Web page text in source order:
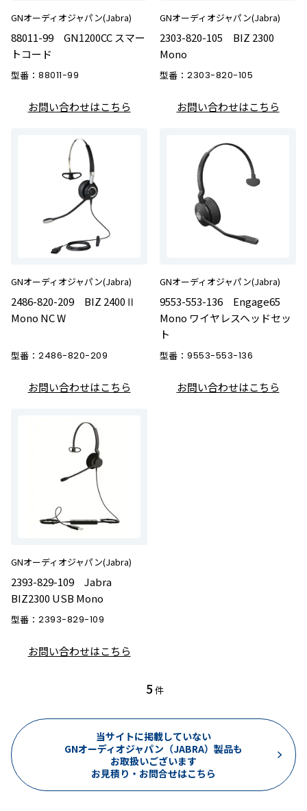
GNオーディオジャパン(Jabra)
88011-99 GN1200CC スマー
トコード
型番： 88011-99
お問い合わせはこちら
GNオーディオジャパン(Jabra)
2303-820-105 BIZ 2300
Mono
型番： 2303-820-105
お問い合わせはこちら
GNオーディオジャパン(Jabra)
2486-820-209 BIZ 2400Ⅱ
Mono NC W
型番： 2486-820-209
お問い合わせはこちら
GNオーディオジャパン(Jabra)
9553-553-136 Engage65
Mono ワイヤレスヘッドセッ
ト
型番： 9553-553-136
お問い合わせはこちら
GNオーディオジャパン(Jabra)
2393-829-109 Jabra
BIZ2300 USB Mono
型番： 2393-829-109
お問い合わせはこちら
5件
当サイトに掲載していない
GNオーディオジャパン（JABRA）製品も
お取扱いございます
お見積り・お問合せはこちら